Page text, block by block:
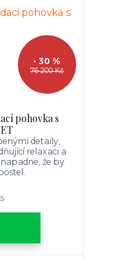
76 200 Kč
- 30 %
pohovka s
detaily,
relaxaci a
že by